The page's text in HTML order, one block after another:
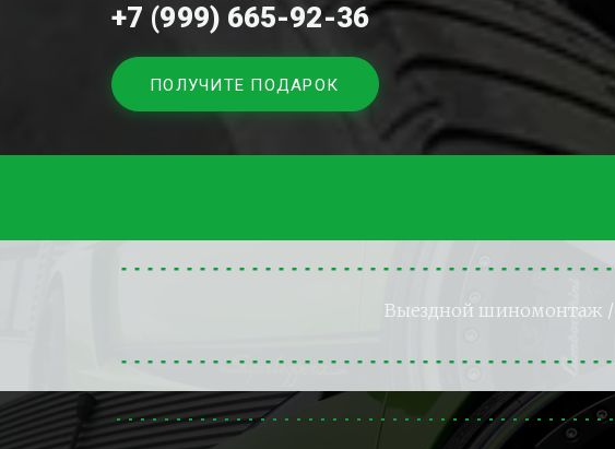
+7 (999) 665-92-36
ПОЛУЧИТЕ ПОДАРОК
Выездной шиномонтаж